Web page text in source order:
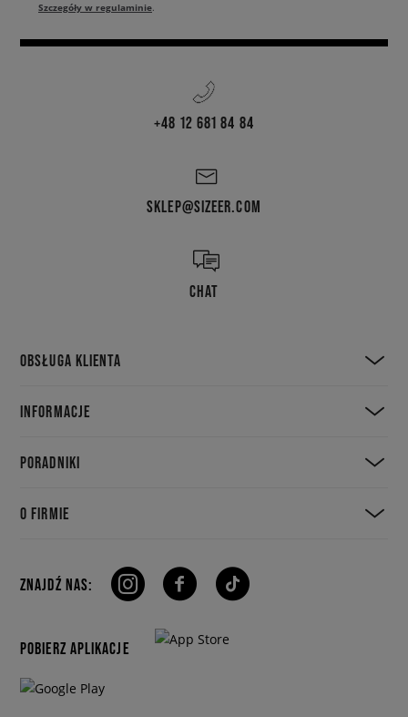
Szczegóły w regulaminie.
+48 12 681 84 84
SKLEP@SIZEER.COM
CHAT
OBSŁUGA KLIENTA
INFORMACJE
PORADNIKI
O FIRMIE
ZNAJDŹ NAS:
POBIERZ APLIKACJE